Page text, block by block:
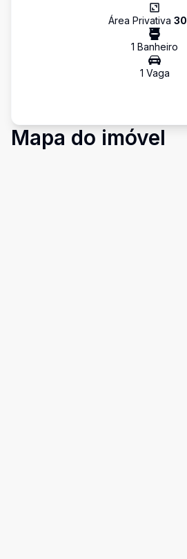
Área Privativa 30
1 Banheiro
1 Vaga
Mapa do imóvel